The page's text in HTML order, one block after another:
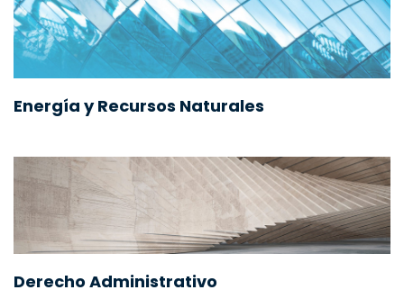
Energía y Recursos Naturales
Derecho Administrativo